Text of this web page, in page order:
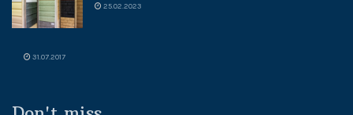
25.02.2023
31.07.2017